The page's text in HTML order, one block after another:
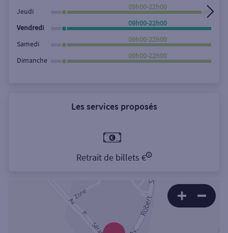
Jeudi
09h00-22h00
Vendredi
09h00-22h00
Samedi
09h00-22h00
Dimanche
09h00-22h00
Les services proposés
Retrait de billets €